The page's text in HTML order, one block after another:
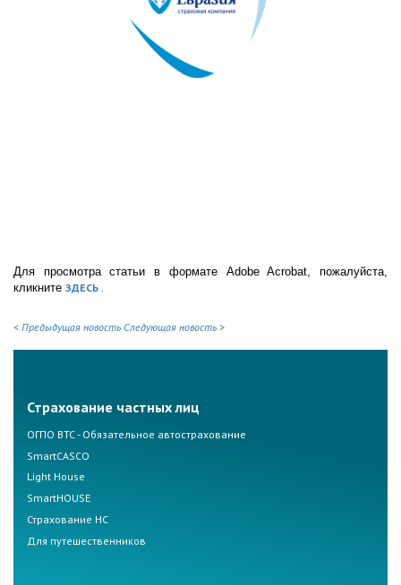
Для просмотра статьи в формате Adobe Acrobat, пожалуйста,
кликните ЗДЕСЬ .
< Предыдущая новость Следующая новость >
Страхование частных лиц
ОГПО ВТС - Обязательное автострахование
SmartCASCO
Light House
SmartHOUSE
Страхование НС
Для путешественников